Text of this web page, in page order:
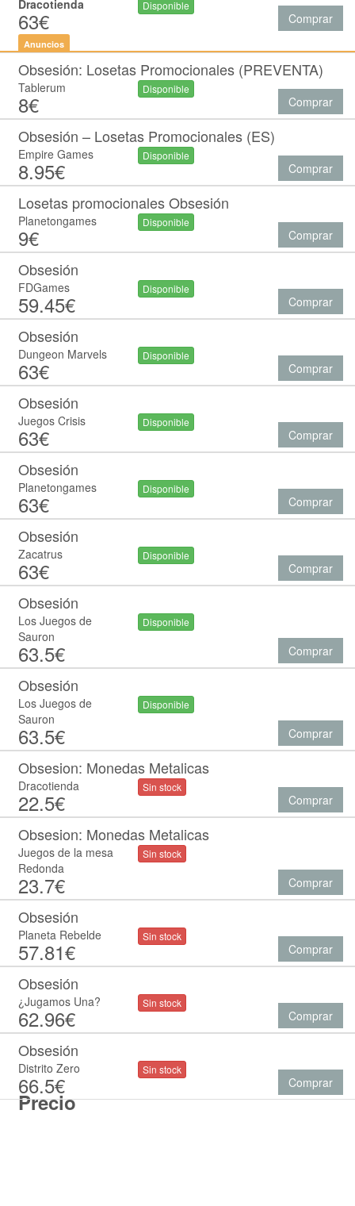
Precio
Dracotienda
63€
Disponible
Comprar
Anuncios
Obsesión: Losetas Promocionales (PREVENTA)
Tablerum
8€
Disponible
Comprar
Obsesión – Losetas Promocionales (ES)
Empire Games
8.95€
Disponible
Comprar
Losetas promocionales Obsesión
Planetongames
9€
Disponible
Comprar
Obsesión
FDGames
59.45€
Disponible
Comprar
Obsesión
Dungeon Marvels
63€
Disponible
Comprar
Obsesión
Juegos Crisis
63€
Disponible
Comprar
Obsesión
Planetongames
63€
Disponible
Comprar
Obsesión
Zacatrus
63€
Disponible
Comprar
Obsesión
Los Juegos de
Sauron
63.5€
Disponible
Comprar
Obsesión
Los Juegos de
Sauron
63.5€
Disponible
Comprar
Obsesion: Monedas Metalicas
Dracotienda
22.5€
Sin stock
Comprar
Obsesion: Monedas Metalicas
Juegos de la mesa
Redonda
23.7€
Sin stock
Comprar
Obsesión
Planeta Rebelde
57.81€
Sin stock
Comprar
Obsesión
¿Jugamos Una?
62.96€
Sin stock
Comprar
Obsesión
Distrito Zero
66.5€
Sin stock
Comprar